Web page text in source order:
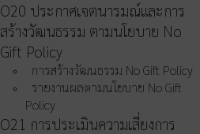
O20 ประกาศเจตนารมณ์และการ
สร้างวัฒนธรรม ตามนโยบาย No
Gift Policy
การสร้างวัฒนธรรม No Gift Policy
รายงานผลตามนโยบาย No Gift
Policy
O21 การประเมินความเสี่ยงการ